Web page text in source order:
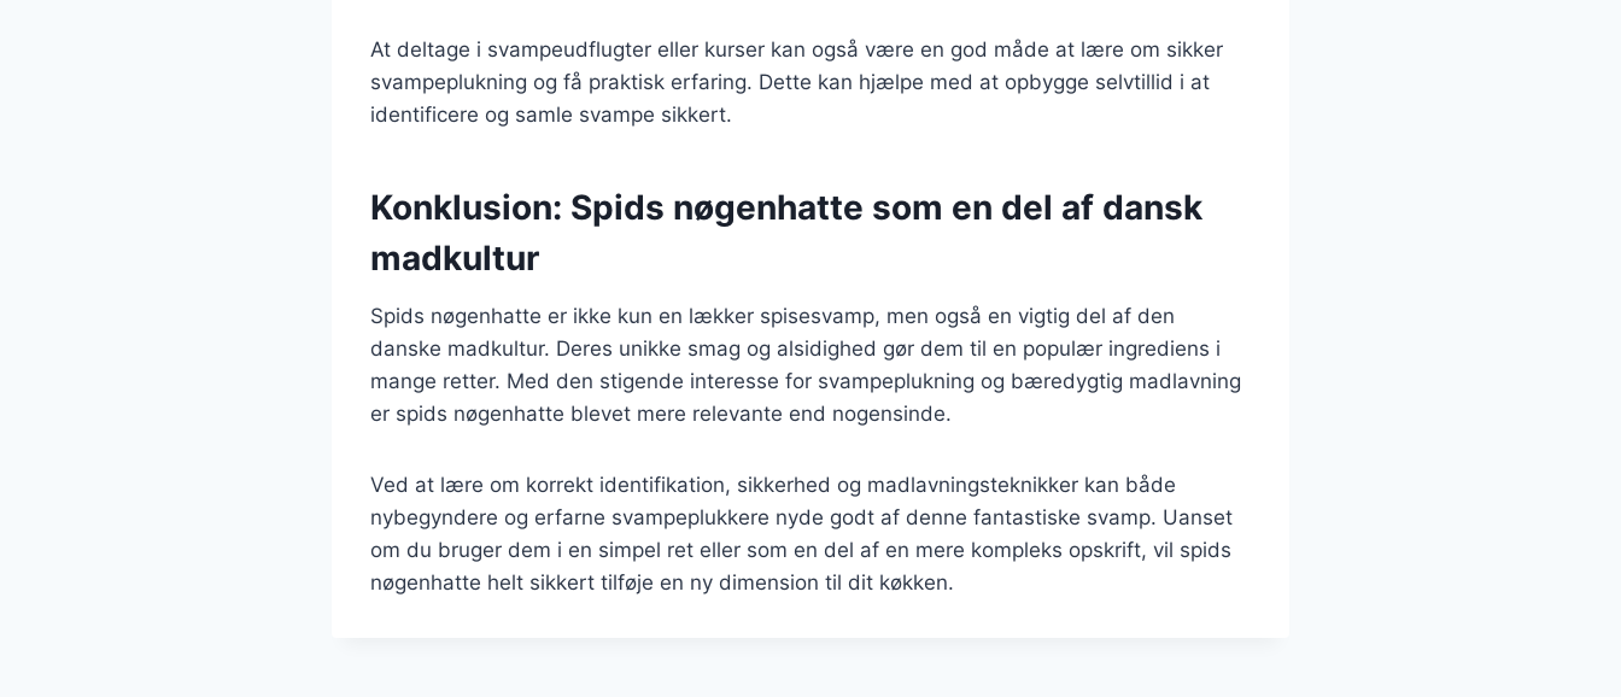
At deltage i svampeudflugter eller kurser kan også være en god måde at lære om sikker
svampeplukning og få praktisk erfaring. Dette kan hjælpe med at opbygge selvtillid i at
identificere og samle svampe sikkert.
Konklusion: Spids nøgenhatte som en del af dansk
madkultur
Spids nøgenhatte er ikke kun en lækker spisesvamp, men også en vigtig del af den
danske madkultur. Deres unikke smag og alsidighed gør dem til en populær ingrediens i
mange retter. Med den stigende interesse for svampeplukning og bæredygtig madlavning
er spids nøgenhatte blevet mere relevante end nogensinde.
Ved at lære om korrekt identifikation, sikkerhed og madlavningsteknikker kan både
nybegyndere og erfarne svampeplukkere nyde godt af denne fantastiske svamp. Uanset
om du bruger dem i en simpel ret eller som en del af en mere kompleks opskrift, vil spids
nøgenhatte helt sikkert tilføje en ny dimension til dit køkken.